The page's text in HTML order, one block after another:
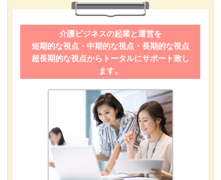
介護ビジネスの起業と運営を
短期的な視点・中期的な視点・長期的な視点
超長期的な視点からトータルにサポート致し
ます。